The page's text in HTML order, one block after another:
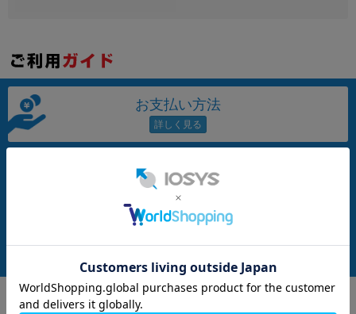
お支払い方法
発送について
商品について
容量
~
モニタサイズ
~
円 ～
発売日
年